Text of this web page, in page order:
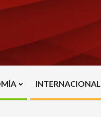
Primary
Navigation
INTERNACIONAL